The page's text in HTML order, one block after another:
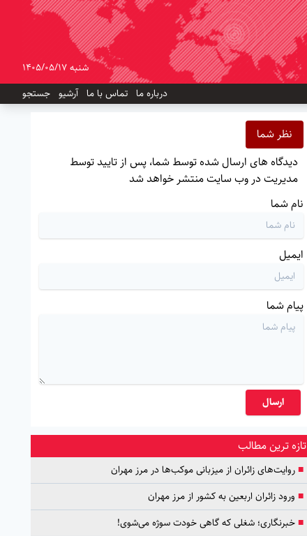
شنبه 1405/05/17
درباره ما تماس با ما آرشیو جستجو
نظر شما
دیدگاه های ارسال شده توسط شما، پس از تایید توسط
مدیریت در وب سایت منتشر خواهد شد
نام شما
ایمیل
پیام شما
ارسال
تازه ترین مطالب
■روایت‌های زائران از میزبانی موکب‌ها در مرز مهران
■ ورود زائران اربعین به کشور از مرز مهران
■خبرنگاری؛ شغلی که گاهی خودت سوژه می‌شوی!